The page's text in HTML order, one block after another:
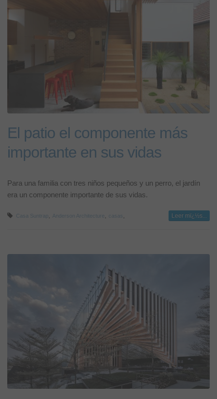
El patio el componente más
importante en sus vidas
Para una familia con tres niños pequeños y un perro, el jardín
era un componente importante de sus vidas.
Casa Suntrap Anderson Architecture casas Leer mï¿½s...